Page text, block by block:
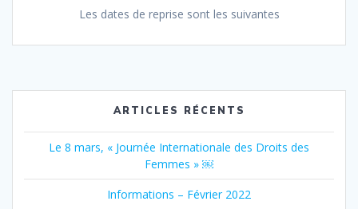
Les dates de reprise sont les suivantes
ARTICLES RÉCENTS
Le 8 mars, « Journée Internationale des Droits des
Femmes » ￼
Informations – Février 2022